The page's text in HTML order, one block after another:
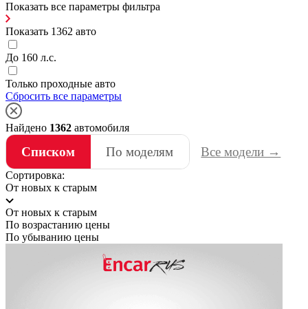
Показать все параметры фильтра
Показать 1362 авто
До 160 л.с.
Только проходные авто
Сбросить все параметры
Найдено 1362 автомобиля
Списком По моделям Все модели →
Сортировка:
От новых к старым
От новых к старым
По возрастанию цены
По убыванию цены